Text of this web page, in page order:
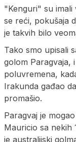
"Kenguri" su imali
se reći, pokušaja
je takvih bilo
Tako smo upisali
golom Paragvaja,
poluvremena,
Irakunda gađao
promašio.
Paragvaj je
Mauricio sa nekih
je australijski